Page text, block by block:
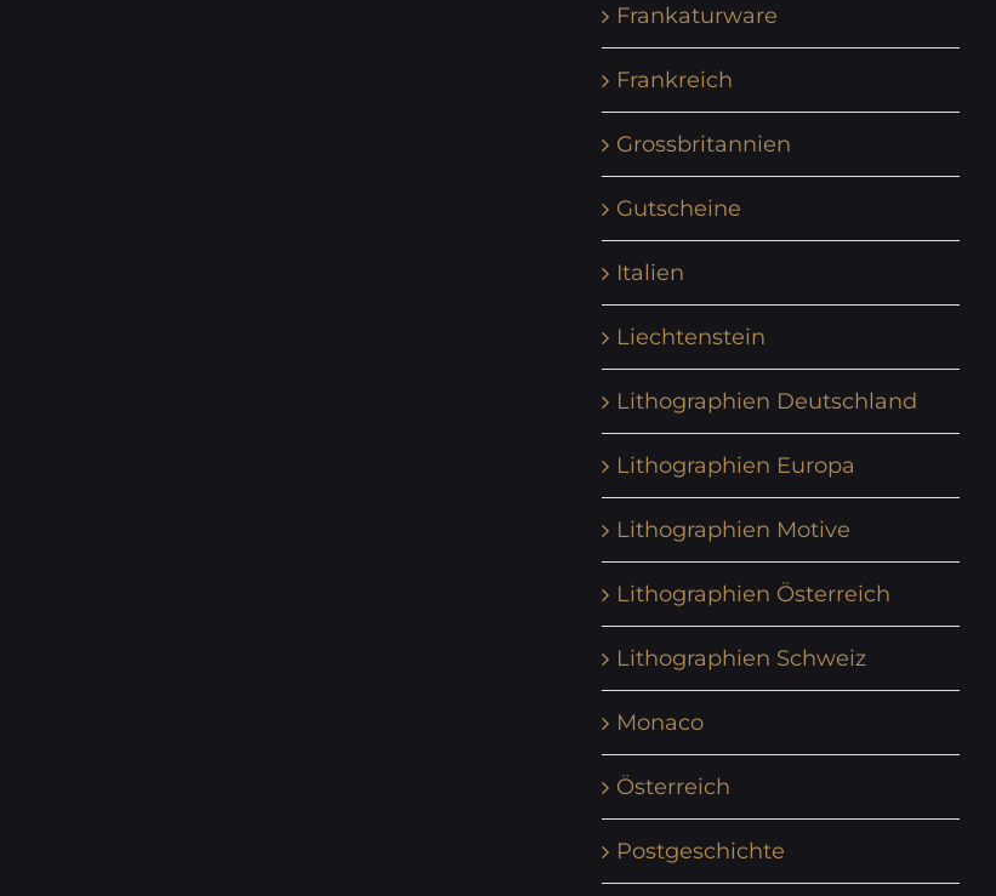
Frankaturware
Frankreich
Grossbritannien
Gutscheine
Italien
Liechtenstein
Lithographien Deutschland
Lithographien Europa
Lithographien Motive
Lithographien Österreich
Lithographien Schweiz
Monaco
Österreich
Postgeschichte